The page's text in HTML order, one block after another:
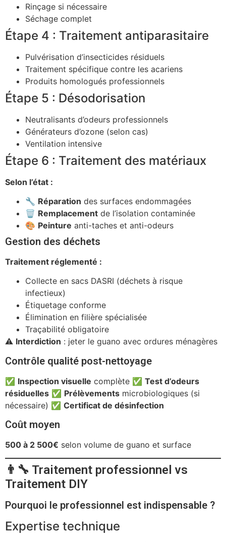
Rinçage si nécessaire
Séchage complet
Étape 4 : Traitement antiparasitaire
Pulvérisation d’insecticides résiduels
Traitement spécifique contre les acariens
Produits homologués professionnels
Étape 5 : Désodorisation
Neutralisants d’odeurs professionnels
Générateurs d’ozone (selon cas)
Ventilation intensive
Étape 6 : Traitement des matériaux
Selon l’état :
🔧 Réparation des surfaces endommagées
🗑️ Remplacement de l’isolation contaminée
🎨 Peinture anti-taches et anti-odeurs
Gestion des déchets
Traitement réglementé :
Collecte en sacs DASRI (déchets à risque
infectieux)
Étiquetage conforme
Élimination en filière spécialisée
Traçabilité obligatoire
⚠️ Interdiction : jeter le guano avec ordures ménagères
Contrôle qualité post-nettoyage
✅ Inspection visuelle complète ✅ Test d’odeurs
résiduelles ✅ Prélèvements microbiologiques (si
nécessaire) ✅ Certificat de désinfection
Coût moyen
500 à 2 500€ selon volume de guano et surface
👨‍🔧 Traitement professionnel vs
Traitement DIY
Pourquoi le professionnel est indispensable ?
Expertise technique